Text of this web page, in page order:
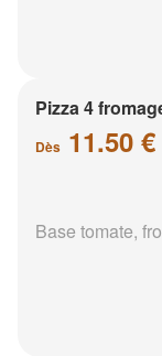
Pizza 4
Dès 11.50 €
Base tomate,